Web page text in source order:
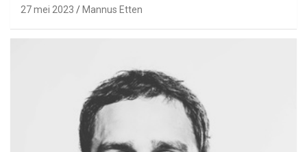
27 mei 2023 Mannus Etten